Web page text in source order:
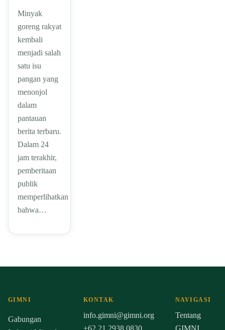
Minyak
goreng rakyat
kembali
menjadi salah
satu isu
pangan yang
menonjol
dalam
pantauan
berita terbaru.
Dalam 24
jam terakhir,
pemberitaan
publik
memperlihatkan
bahwa…
GIMNI
Gabungan
KONTAK
info.gimni@gimni.org
+62 21 2938 0830
NAVIGASI
Tentang
GIMNI